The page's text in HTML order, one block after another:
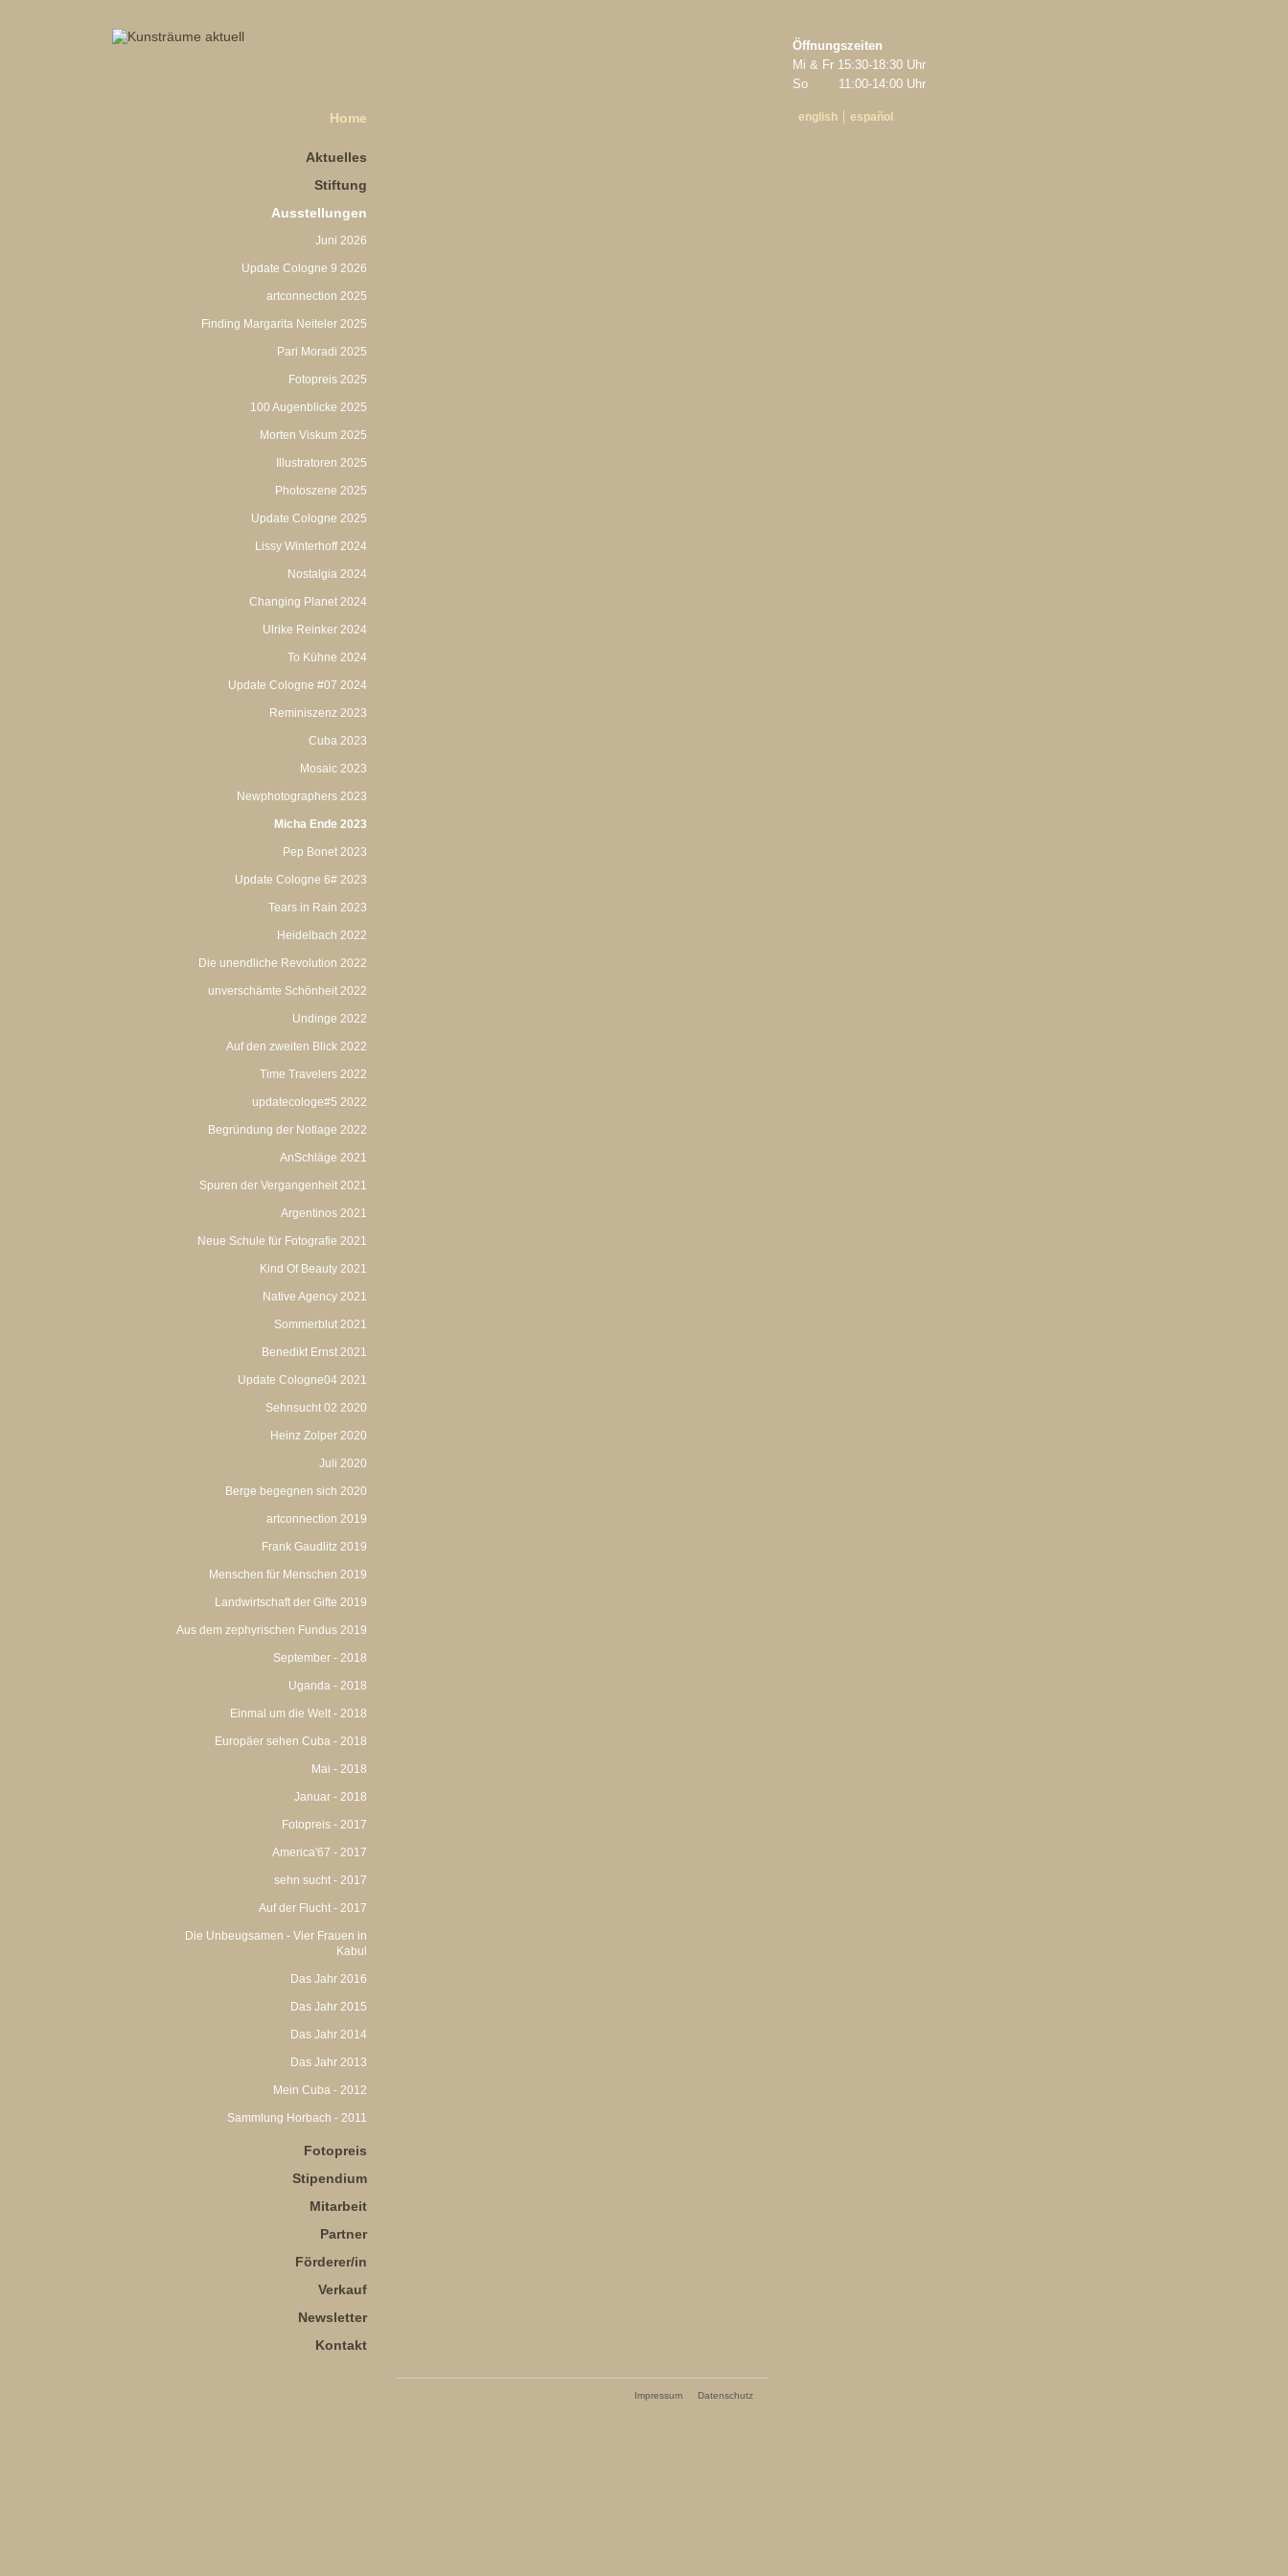
Öffnungszeiten
Mi & Fr 15:30‑18:30 Uhr
So 11:00‑14:00 Uhr
Home english español
Aktuelles
Stiftung
Ausstellungen
Juni 2026
Update Cologne 9 2026
artconnection 2025
Finding Margarita Neiteler 2025
Pari Moradi 2025
Fotopreis 2025
100 Augenblicke 2025
Morten Viskum 2025
Illustratoren 2025
Photoszene 2025
Update Cologne 2025
Lissy Winterhoff 2024
Nostalgia 2024
Changing Planet 2024
Ulrike Reinker 2024
To Kühne 2024
Update Cologne #07 2024
Reminiszenz 2023
Cuba 2023
Mosaic 2023
Newphotographers 2023
Micha Ende 2023
Pep Bonet 2023
Update Cologne 6# 2023
Tears in Rain 2023
Heidelbach 2022
Die unendliche Revolution 2022
unverschämte Schönheit 2022
Undinge 2022
Auf den zweiten Blick 2022
Time Travelers 2022
updatecologe#5 2022
Begründung der Notlage 2022
AnSchläge 2021
Spuren der Vergangenheit 2021
Argentinos 2021
Neue Schule für Fotografie 2021
Kind Of Beauty 2021
Native Agency 2021
Sommerblut 2021
Benedikt Ernst 2021
Update Cologne04 2021
Sehnsucht 02 2020
Heinz Zolper 2020
Juli 2020
Berge begegnen sich 2020
artconnection 2019
Frank Gaudlitz 2019
Menschen für Menschen 2019
Landwirtschaft der Gifte 2019
Aus dem zephyrischen Fundus 2019
September - 2018
Uganda - 2018
Einmal um die Welt - 2018
Europäer sehen Cuba - 2018
Mai - 2018
Januar - 2018
Fotopreis - 2017
America'67 - 2017
sehn sucht - 2017
Auf der Flucht - 2017
Die Unbeugsamen - Vier Frauen in
Kabul
Das Jahr 2016
Das Jahr 2015
Das Jahr 2014
Das Jahr 2013
Mein Cuba - 2012
Sammlung Horbach - 2011
Fotopreis
Stipendium
Mitarbeit
Partner
Förderer/in
Verkauf
Newsletter
Kontakt
Impressum Datenschutz